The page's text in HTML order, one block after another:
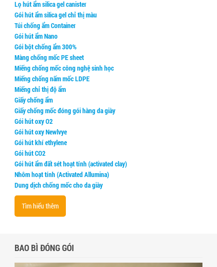
Lọ hút ẩm silica gel canister
Gói hút ẩm silica gel chỉ thị màu
Túi chống ẩm Container
Gói hút ẩm Nano
Gói bột chống ẩm 300%
Màng chống mốc PE sheet
Miếng chống mốc công nghệ sinh học
Miếng chống nấm mốc LDPE
Miếng chỉ thị độ ẩm
Giấy chống ẩm
Giấy chống mốc đóng gói hàng da giày
Gói hút oxy O2
Gói hút oxy Newlvye
Gói hút khí ethylene
Gói hút CO2
Gói hút ẩm đất sét hoạt tính (activated clay)
Nhôm hoạt tính (Activated Allumina)
Dung dịch chống mốc cho da giày
Tìm hiểu thêm
BAO BÌ ĐÓNG GÓI